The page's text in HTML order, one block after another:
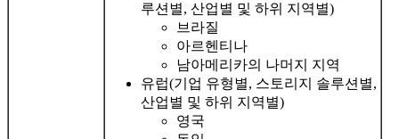
루션별, 산업별 및 하위 지역별)
브라질
아르헨티나
남아메리카의 나머지 지역
유럽(기업 유형별, 스토리지 솔루션별,
산업별 및 하위 지역별)
영국